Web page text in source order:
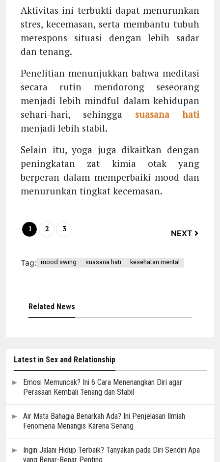
Latest in Sex and Relationship
Emosi Memuncak? Ini 6 Cara Menenangkan Diri agar
Perasaan Kembali Tenang dan Stabil
Air Mata Bahagia Benarkah Ada? Ini Penjelasan Ilmiah
Fenomena Menangis Karena Senang
Ingin Jalani Hidup Terbaik? Tanyakan pada Diri Sendiri Apa
yang Benar-Benar Penting
Aktivitas ini terbukti dapat menurunkan
stres, kecemasan, serta membantu tubuh
merespons situasi dengan lebih sadar
dan tenang.
Penelitian menunjukkan bahwa meditasi
secara rutin mendorong seseorang
menjadi lebih mindful dalam kehidupan
sehari-hari, sehingga suasana hati
menjadi lebih stabil.
Selain itu, yoga juga dikaitkan dengan
peningkatan zat kimia otak yang
berperan dalam memperbaiki mood dan
menurunkan tingkat kecemasan.
1 2 3 NEXT
Tag: mood swing suasana hati kesehatan mental
Related News